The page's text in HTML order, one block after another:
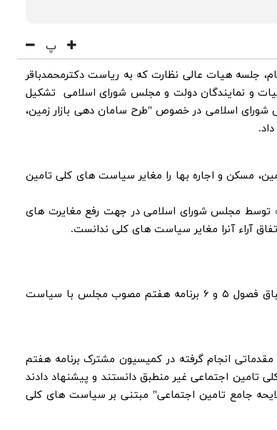
پ
جلسه هیات عالی نظارت که به ریاست دکترمحمدباقر
و نمایندگان دولت و مجلس شورای اسلامی تشکیل
از مصوبه مجلس شورای اسلامی در خصوص "طرح سامان دهی بازار زمین،
۶ طرح سامان دهی بازار زمین، مسکن و اجاره بها را مغایر سیاست های کلی تامین
توسط مجلس شورای اسلامی در جهت رفع مغایرت های
آراء آنرا مغایر سیاست های کلی ندانست.
هیات عالی نظارت در ادامه جلسه، بررسی مغایرت ها و عدم انطباق فصول ۵ و ۶ برنامه هفتم مصوب مجلس با سیاست
انجام گرفته در کمیسیون مشترک برنامه هفتم
تامین اجتماعی غیر منطبق دانستند و پیشنهاد دادند
جامع تامین اجتماعی" مبتنی بر سیاست های کلی